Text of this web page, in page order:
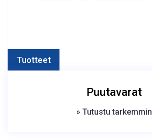
Tuotteet
Puutavarat
» Tutustu tarkemmin